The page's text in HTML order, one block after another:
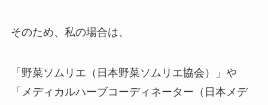
そのため、私の場合は、
「野菜ソムリエ（日本野菜ソムリエ協会）」や
「メディカルハーブコーディネーター（日本メデ